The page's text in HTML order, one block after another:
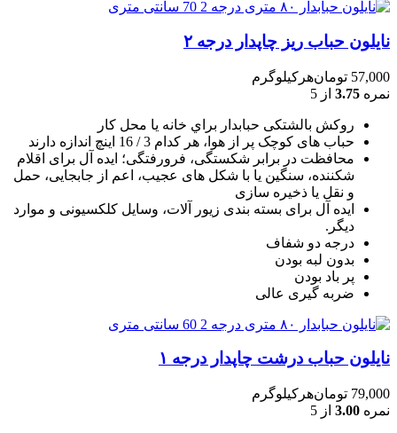
نایلون حباب ریز چاپدار درجه ۲
57,000 تومانهرکیلوگرم
نمره 3.75 از 5
روکش بالشتکی حبابدار براي خانه يا محل کار
حباب های کوچک پر از هوا، هر کدام 3 / 16 اينچ اندازه دارند
محافظت در برابر شکستگی، فرورفتگی؛ ايده آل برای اقلام
شکننده، سنگين يا با شکل های عجيب، اعم از جابجايی، حمل
و نقل يا ذخيره سازی
ایده آل برای بسته بندی زیور آلات، وسایل کلکسیونی و موارد
دیگر.
درجه دو شفاف
بدون لبه بودن
پر باد بودن
ضربه گیری عالی
نایلون حباب درشت چاپدار درجه ۱
79,000 تومانهرکیلوگرم
نمره 3.00 از 5